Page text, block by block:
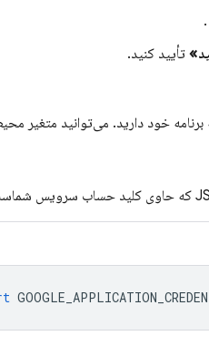
.
تأیید کنید.
برنامه خود دارید. می‌توانید متغیر